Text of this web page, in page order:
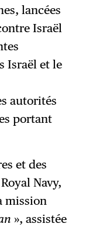
lancées
Israël
Israël et le
autorités
portant
et des
Navy,
mission
», assistée